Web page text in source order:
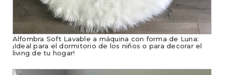
Alfombra Soft Lavable a máquina con forma de Luna:
¡Ideal para el dormitorio de los niños o para decorar el
living de tu hogar!